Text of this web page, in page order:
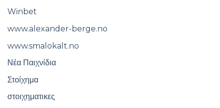
Winbet
www.alexander-berge.no
www.smalokalt.no
Νέα Παιχνίδια
Στοίχημα
στοιχηματικες